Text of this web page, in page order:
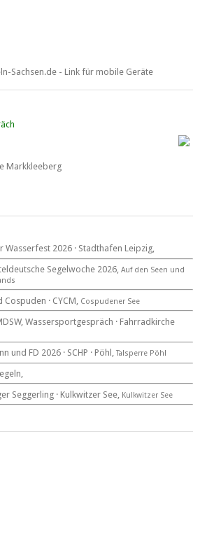
Markkleeberg
2026
Sachsen · Thüringen · Sachsen Anhalt
Pöhl
Wasserfest 2026 · Stadthafen Leipzig,
Segelwoche 2026, Auf den Seen und
· CYCM, Cospudener See
Wassersportgespräch · Fahrradkirche
und FD 2026 · SCHP · Pöhl, Talsperre Pöhl
Seggerling · Kulkwitzer See, Kulkwitzer See